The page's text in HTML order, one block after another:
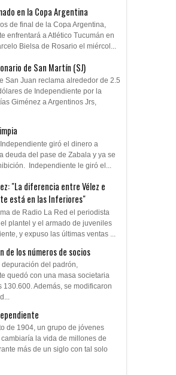
en la Copa Argentina
de final de la Copa Argentina,
enfrentará a Atlético Tucumán en
Bielsa de Rosario el miércol...
de San Martín (SJ)
San Juan reclama alrededor de 2.5
de Independiente por la
Giménez a Argentinos Jrs,
giró el dinero a
deuda del pase de Zabala y ya se
Independiente le giró el...
"La diferencia entre Vélez e
está en las Inferiores"
de Radio La Red el periodista
plantel y el armado de juveniles
y expuso las últimas ventas ...
de los números de socios
depuración del padrón,
quedó con una masa societaria
130.600. Además, se modificaron
de 1904, un grupo de jóvenes
la vida de millones de
más de un siglo con tal solo